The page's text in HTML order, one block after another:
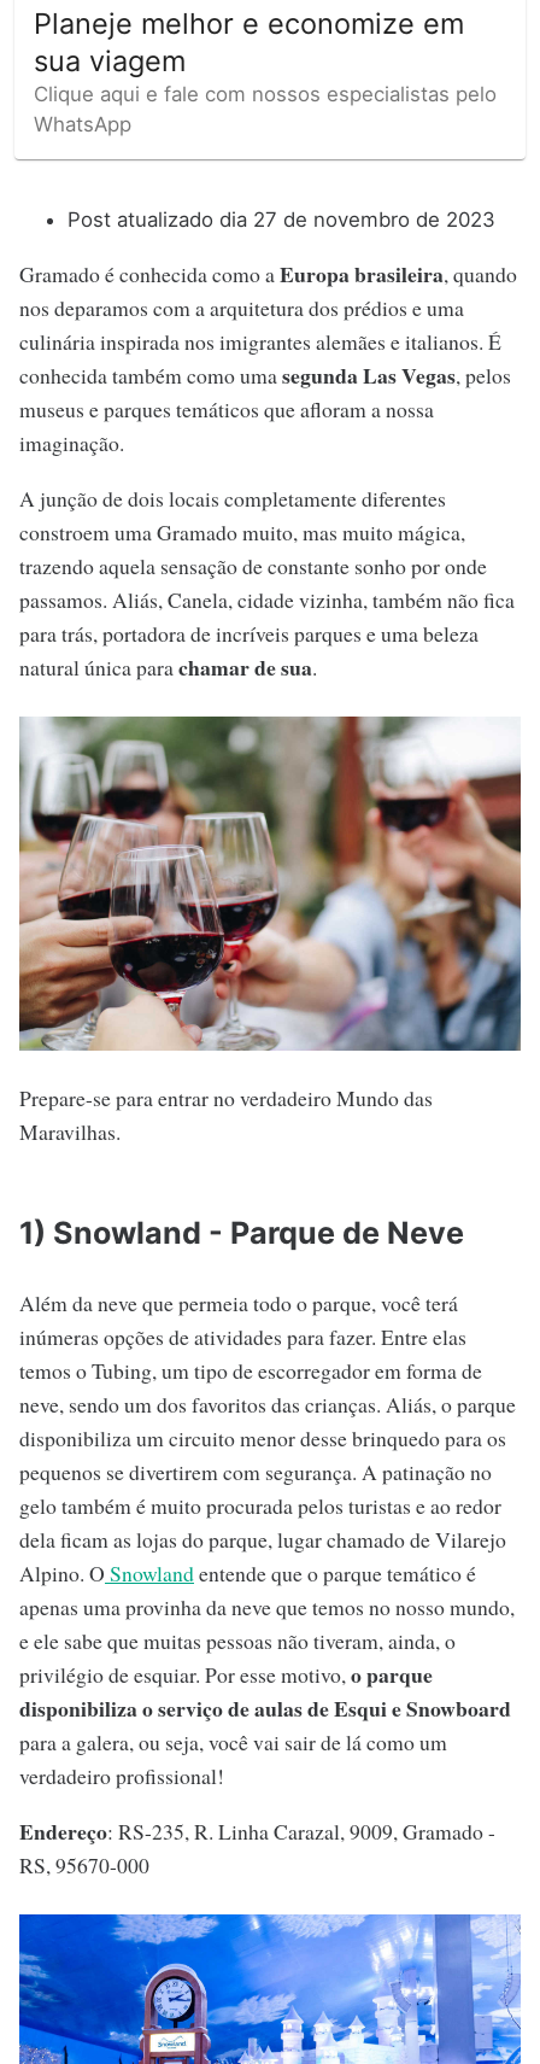
Planeje melhor e economize em
sua viagem
Clique aqui e fale com nossos especialistas pelo
WhatsApp
Post atualizado dia 27 de novembro de 2023
Gramado é conhecida como aEuropa brasileira, quando
nos deparamos com a arquitetura dos prédios e uma
culinária inspirada nos imigrantes alemães e italianos. É
conhecida também como umasegunda Las Vegas, pelos
museus e parques temáticos que afloram a nossa
imaginação.
A junção de dois locais completamente diferentes
constroem uma Gramado muito, mas muito mágica,
trazendo aquela sensação de constante sonho por onde
passamos. Aliás, Canela, cidade vizinha, também não fica
para trás, portadora de incríveis parques e uma beleza
natural única parachamar de sua.
Prepare-se para entrar no verdadeiro Mundo das
Maravilhas.
1) Snowland - Parque de Neve
Além da neve que permeia todo o parque, você terá
inúmeras opções de atividades para fazer. Entre elas
temos o Tubing, um tipo de escorregador em forma de
neve, sendo um dos favoritos das crianças. Aliás, o parque
disponibiliza um circuito menor desse brinquedo para os
pequenos se divertirem com segurança. A patinação no
gelo também é muito procurada pelos turistas e ao redor
dela ficam as lojas do parque, lugar chamado de Vilarejo
Alpino. O Snowlandentende que o parque temático é
apenas uma provinha da neve que temos no nosso mundo,
e ele sabe que muitas pessoas não tiveram, ainda, o
privilégio de esquiar. Por esse motivo,o parque
disponibiliza o serviço de aulas de Esqui e Snowboard
para a galera, ou seja, você vai sair de lá como um
verdadeiro profissional!
Endereço: RS-235, R. Linha Carazal, 9009, Gramado -
RS, 95670-000